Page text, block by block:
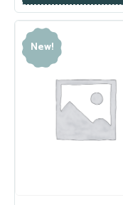
New!